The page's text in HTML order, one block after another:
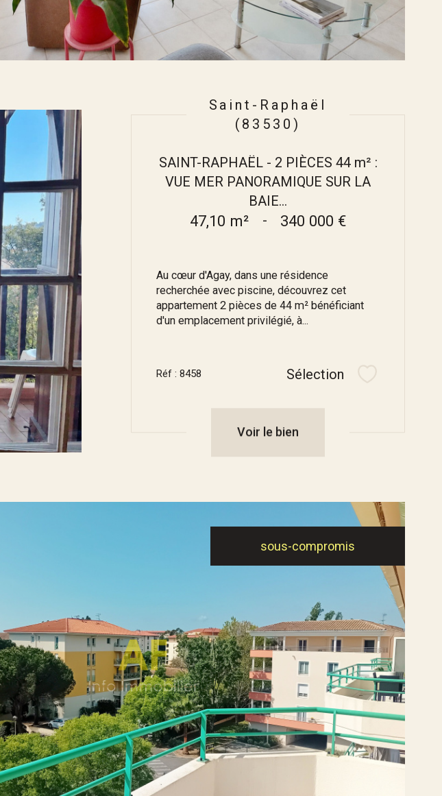
Saint-Raphaël
(83530)
SAINT-RAPHAËL - 2 PIÈCES 44 m² :
VUE MER PANORAMIQUE SUR LA
BAIE...
47,10 m² - 340 000 €
Au cœur d'Agay, dans une résidence
recherchée avec piscine, découvrez cet
appartement 2 pièces de 44 m² bénéficiant
d'un emplacement privilégié, à...
Réf : 8458 Sélection
Voir le bien
sous-compromis